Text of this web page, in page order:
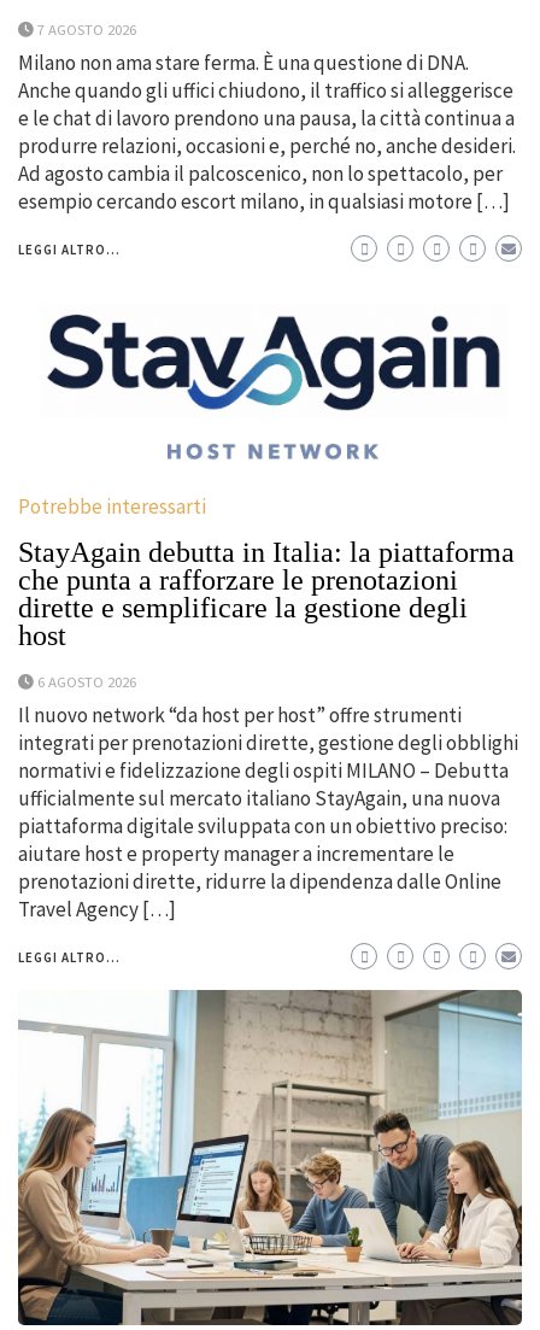
7 AGOSTO 2026
Milano non ama stare ferma. È una questione di DNA.
Anche quando gli uffici chiudono, il traffico si alleggerisce
e le chat di lavoro prendono una pausa, la città continua a
produrre relazioni, occasioni e, perché no, anche desideri.
Ad agosto cambia il palcoscenico, non lo spettacolo, per
esempio cercando escort milano, in qualsiasi motore […]
LEGGI ALTRO...
Potrebbe interessarti
StayAgain debutta in Italia: la piattaforma
che punta a rafforzare le prenotazioni
dirette e semplificare la gestione degli
host
6 AGOSTO 2026
Il nuovo network “da host per host” offre strumenti
integrati per prenotazioni dirette, gestione degli obblighi
normativi e fidelizzazione degli ospiti MILANO – Debutta
ufficialmente sul mercato italiano StayAgain, una nuova
piattaforma digitale sviluppata con un obiettivo preciso:
aiutare host e property manager a incrementare le
prenotazioni dirette, ridurre la dipendenza dalle Online
Travel Agency […]
LEGGI ALTRO...